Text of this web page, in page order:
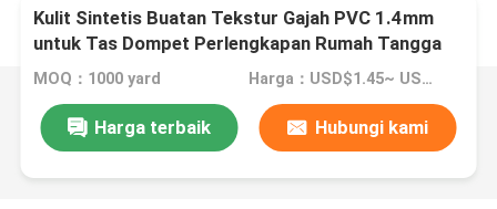
Kulit Sintetis Buatan Tekstur Gajah PVC 1.4mm
untuk Tas Dompet Perlengkapan Rumah Tangga
Sofa Bahan Kulit Imitasi
MOQ：1000 yard Harga：USD$1.45~ USD$2.00
Harga terbaik Hubungi kami